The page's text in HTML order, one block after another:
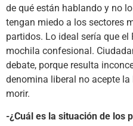
de qué están hablando y no
tengan miedo a los sectores
partidos. Lo ideal sería que el
mochila confesional.
debate, porque resulta
denomina liberal no acepte
morir.
-¿Cuál es la situación de los